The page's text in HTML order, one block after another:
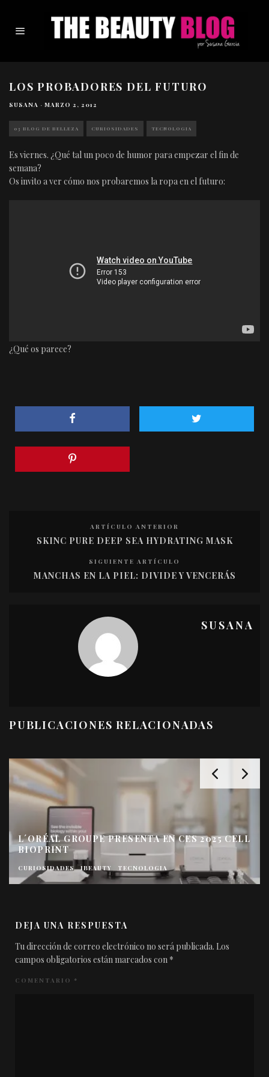
LOS PROBADORES DEL FUTURO
SUSANA · MARZO 2, 2012
03 BLOG DE BELLEZA CURIOSIDADES TECNOLOGIA
Es viernes. ¿Qué tal un poco de humor para empezar el fin de
semana?
Os invito a ver cómo nos probaremos la ropa en el futuro:
¿Qué os parece?
ARTÍCULO ANTERIOR
SKINC PURE DEEP SEA HYDRATING MASK
SIGUIENTE ARTÍCULO
MANCHAS EN LA PIEL: DIVIDE Y VENCERÁS
SUSANA
PUBLICACIONES RELACIONADAS
L´ORÉAL GROUPE PRESENTA EN CES 2025 CELL
BIOPRINT
CURIOSIDADES IBEAUTY TECNOLOGIA
DEJA UNA RESPUESTA
Tu dirección de correo electrónico no será publicada. Los
campos obligatorios están marcados con *
COMENTARIO *